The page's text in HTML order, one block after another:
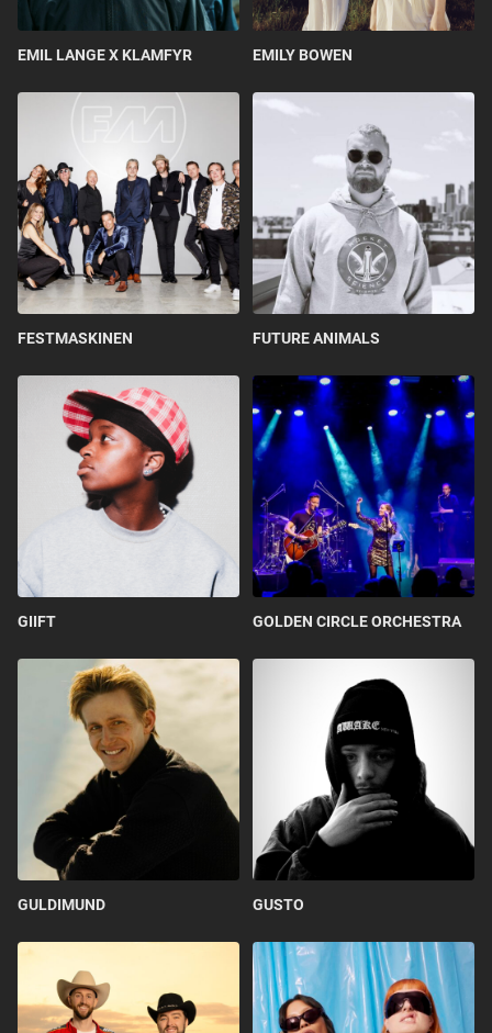
EMIL LANGE X KLAMFYR EMILY BOWEN
FESTMASKINEN FUTURE ANIMALS
GIIFT GOLDEN CIRCLE ORCHESTRA
GULDIMUND GUSTO